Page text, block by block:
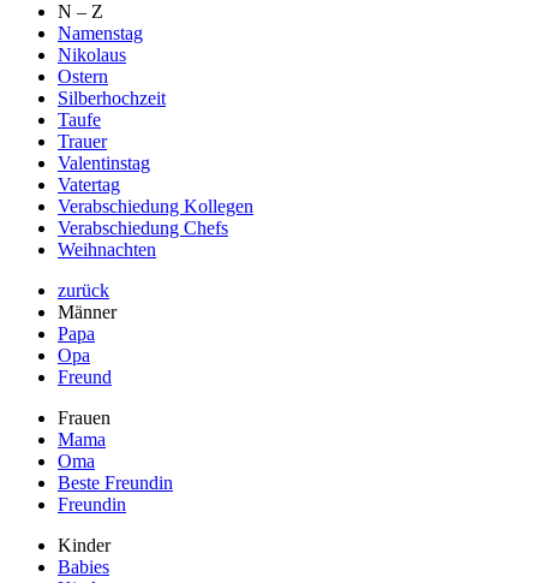
N – Z
Namenstag
Nikolaus
Ostern
Silberhochzeit
Taufe
Trauer
Valentinstag
Vatertag
Verabschiedung Kollegen
Verabschiedung Chefs
Weihnachten
zurück
Männer
Papa
Opa
Freund
Frauen
Mama
Oma
Beste Freundin
Freundin
Kinder
Babies